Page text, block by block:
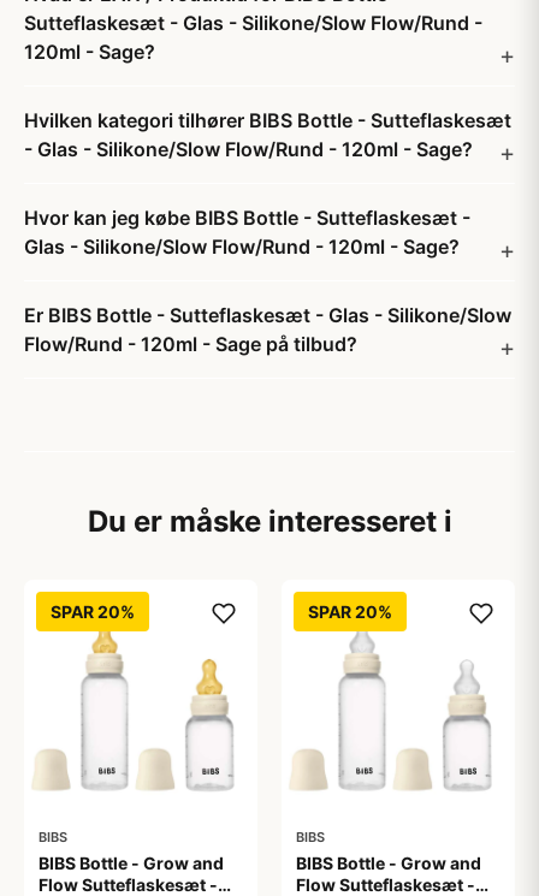
Sutteflaskesæt - Glas - Silikone/Slow Flow/Rund -
120ml - Sage?
Hvilken kategori tilhører BIBS Bottle - Sutteflaskesæt
- Glas - Silikone/Slow Flow/Rund - 120ml - Sage?
Hvor kan jeg købe BIBS Bottle - Sutteflaskesæt -
Glas - Silikone/Slow Flow/Rund - 120ml - Sage?
Er BIBS Bottle - Sutteflaskesæt - Glas - Silikone/Slow
Flow/Rund - 120ml - Sage på tilbud?
Du er måske interesseret i
SPAR 20%
BIBS
BIBS Bottle - Grow and
Flow Sutteflaskesæt -
SPAR 20%
BIBS
BIBS Bottle - Grow and
Flow Sutteflaskesæt -